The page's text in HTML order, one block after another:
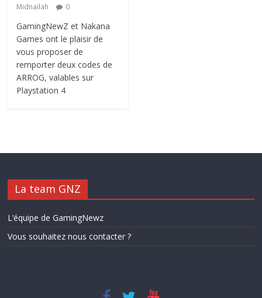
Midnailah
0
GamingNewZ et Nakana
Games ont le plaisir de
vous proposer de
remporter deux codes de
ARROG, valables sur
Playstation 4
La team GNZ
L’équipe de GamingNewz
Vous souhaitez nous contacter ?